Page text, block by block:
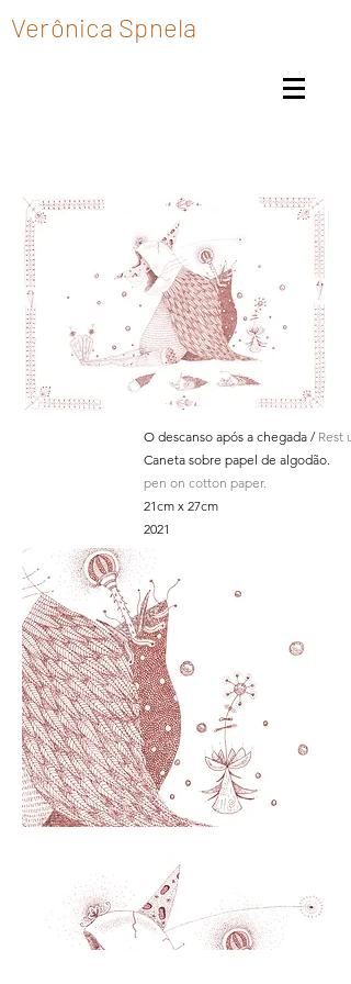
Verônica Spnela
O descanso após a chegada / Rest
Caneta sobre papel de algodão.
pen on cotton paper.
21cm x 27cm
2021